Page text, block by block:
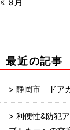
最近の記事
静岡市 ドア
利便性&防犯